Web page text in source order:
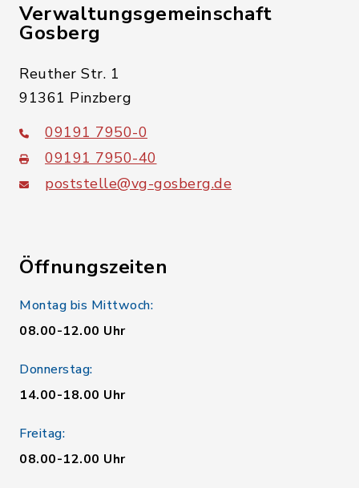
Verwaltungsgemeinschaft
Gosberg
Reuther Str. 1
91361 Pinzberg
09191 7950-0
09191 7950-40
poststelle@vg-gosberg.de
Öffnungszeiten
Montag bis Mittwoch:
08.00-12.00 Uhr
Donnerstag:
14.00-18.00 Uhr
Freitag:
08.00-12.00 Uhr